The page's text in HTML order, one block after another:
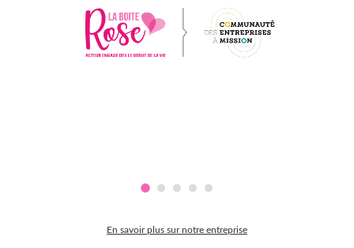
En savoir plus sur notre entreprise